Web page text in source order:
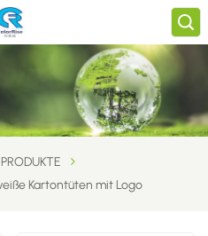
PRODUKTE
Kartontüten mit Logo